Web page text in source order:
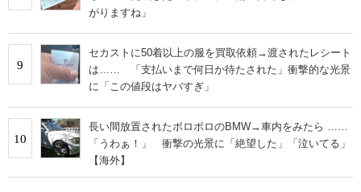
がりますね」
9
セカストに50着以上の服を買取依頼→渡されたレシート
は…… 「支払いまで何日か待たされた」衝撃的な光景
に「この値段はヤバすぎ」
10
長い間放置されたボロボロのBMW→車内をみたら ……
「うわぁ！」 衝撃の光景に「絶望した」「泣いてる」
【海外】